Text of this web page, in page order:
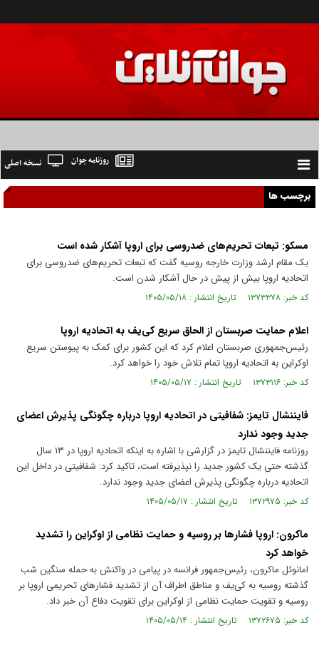
Toggle
navigation
نسخه اصلی روزنامه جوان
برچسب ها
مسکو: تبعات تحریم‌های ضدروسی برای اروپا آشکار شده است
یک مقام ارشد وزارت خارجه روسیه گفت که تبعات تحریم‌های ضدروسی برای
اتحادیه اروپا بیش از پیش در حال آشکار شدن است.
کد خبر: ۱۳۷۳۳۷۸ تاریخ انتشار : ۱۴۰۵/۰۵/۱۸
اعلام حمایت صربستان از الحاق سریع کی‌یف به اتحادیه اروپا
رئیس‌جمهوری صربستان اعلام کرد که این کشور برای کمک به پیوستن سریع
اوکراین به اتحادیه اروپا تمام تلاش خود را خواهد کرد.
کد خبر: ۱۳۷۳۱۱۶ تاریخ انتشار : ۱۴۰۵/۰۵/۱۷
فایننشال تایمز: شفافیتی در اتحادیه اروپا درباره چگونگی پذیرش اعضای
جدید وجود ندارد
روزنامه فایننشال تایمز در گزارشی با اشاره به اینکه اتحادیه اروپا در ۱۳ سال
گذشته حتی یک کشور جدید را نپذیرفته است، تاکید کرد: شفافیتی در داخل این
اتحادیه درباره چگونگی پذیرش اعضای جدید وجود ندارد.
کد خبر: ۱۳۷۲۹۷۵ تاریخ انتشار : ۱۴۰۵/۰۵/۱۷
ماکرون: اروپا فشار‌ها بر روسیه و حمایت نظامی از اوکراین را تشدید
خواهد کرد
امانوئل ماکرون، رئیس‌جمهور فرانسه در پیامی در واکنش به حمله سنگین شب
گذشته روسیه به کی‌یف و مناطق اطراف آن از تشدید فشار‌های تحریمی اروپا بر
روسیه و تقویت حمایت نظامی از اوکراین برای تقویت دفاع آن خبر داد.
کد خبر: ۱۳۷۲۶۷۵ تاریخ انتشار : ۱۴۰۵/۰۵/۱۴